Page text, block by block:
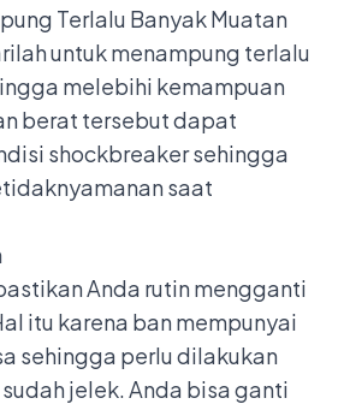
Terlalu Banyak Muatan
untuk menampung terlalu
melebihi kemampuan
berat tersebut dapat
shockbreaker sehingga
saat
Anda rutin mengganti
itu karena ban mempunyai
sehingga perlu dilakukan
jelek. Anda bisa ganti